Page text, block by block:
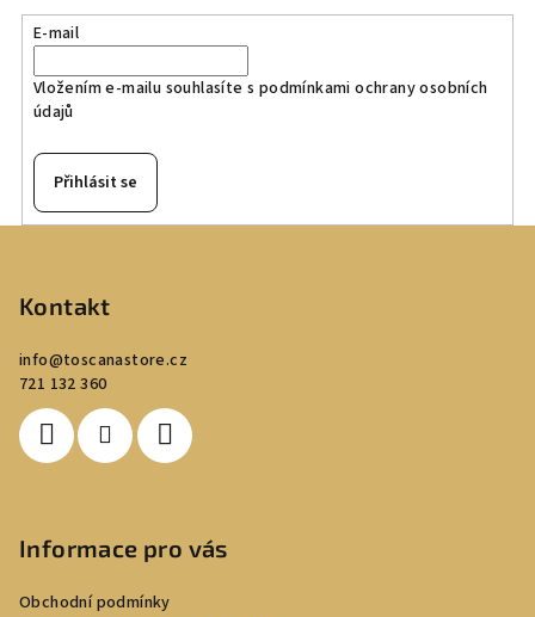
E-mail
Vložením e-mailu souhlasíte s podmínkami ochrany osobních
údajů
Přihlásit se
Kontakt
info@toscanastore.cz
721 132 360
Informace pro vás
Obchodní podmínky